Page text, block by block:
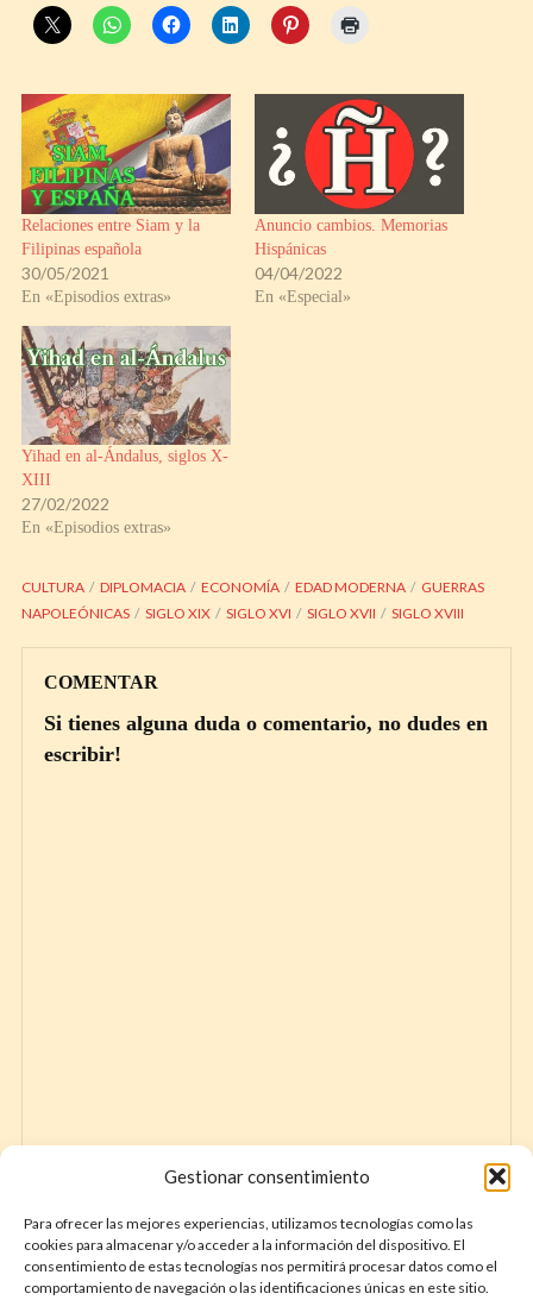
Gestionar consentimiento
Para ofrecer las mejores experiencias, utilizamos tecnologías como las
cookies para almacenar y/o acceder a la información del dispositivo. El
consentimiento de estas tecnologías nos permitirá procesar datos como el
comportamiento de navegación o las identificaciones únicas en este sitio.
Relaciones entre Siam y la
Filipinas española
30/05/2021
En «Episodios extras»
Anuncio cambios. Memorias
Hispánicas
04/04/2022
En «Especial»
Yihad en al-Ándalus, siglos X-
XIII
27/02/2022
En «Episodios extras»
CULTURA DIPLOMACIA ECONOMÍA EDAD MODERNA
GUERRAS
NAPOLEÓNICAS
SIGLO XIX SIGLO XVI SIGLO XVII SIGLO XVIII
COMENTAR
Si tienes alguna duda o comentario, no dudes en
escribir!